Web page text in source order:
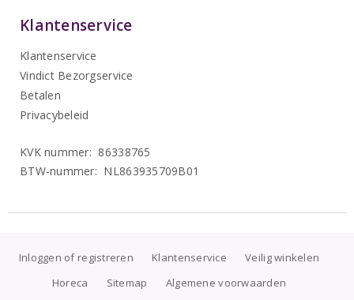
Klantenservice
Klantenservice
Vindict Bezorgservice
Betalen
Privacybeleid
KVK nummer: 86338765
BTW-nummer: NL863935709B01
Inloggen of registreren Klantenservice
Veilig winkelen
Horeca
Sitemap
Algemene voorwaarden